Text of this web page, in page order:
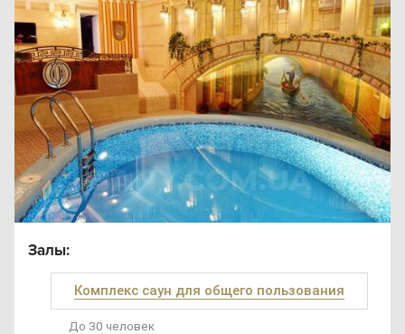
Залы:
Комплекс саун для общего пользования
До 30 человек